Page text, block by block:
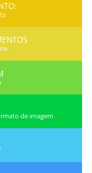
de imagem